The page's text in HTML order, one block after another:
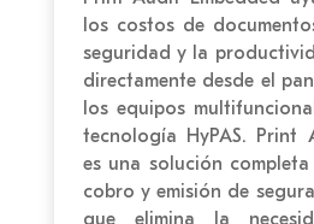
los costos de
seguridad y la
directamente desde el
los equipos
tecnología HyPAS. Print
es una solución
cobro y emisión de